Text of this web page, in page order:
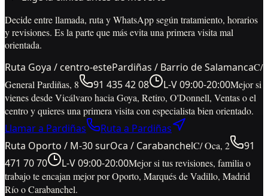
Decide entre llamada, ruta y WhatsApp según tratamiento, horarios
y revisiones. Es la parte que más evita una primera visita mal
orientada.
Ruta Goya / centro-estePardiñas / Barrio de SalamancaC/
General Pardiñas, 8
91 435 42 08 L-V 09:00-20:00Mejor si
vienes desde Vicálvaro hacia Goya, Retiro, O'Donnell, Ventas o el
centro y quieres una primera visita con especialista bien orientado.
Llamar a Pardiñas
Ruta a Pardiñas
Ruta Oporto / M-30 surOca / CarabanchelC/ Oca, 2
91
471 70 70
L-V 09:00-20:00Mejor si tus revisiones, familia o
trabajo te encajan mejor por Oporto, Marqués de Vadillo, Madrid
Río o Carabanchel.